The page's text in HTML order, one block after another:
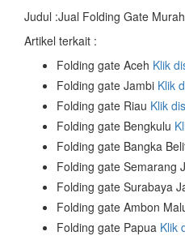
Judul :Jual Folding Gate
Artikel terkait :
Folding gate Aceh Klik
Folding gate Jambi Klik
Folding gate Riau Klik
Folding gate Bengkulu
Folding gate Bangka
Folding gate Semarang
Folding gate Surabaya
Folding gate Ambon
Folding gate Papua Klik